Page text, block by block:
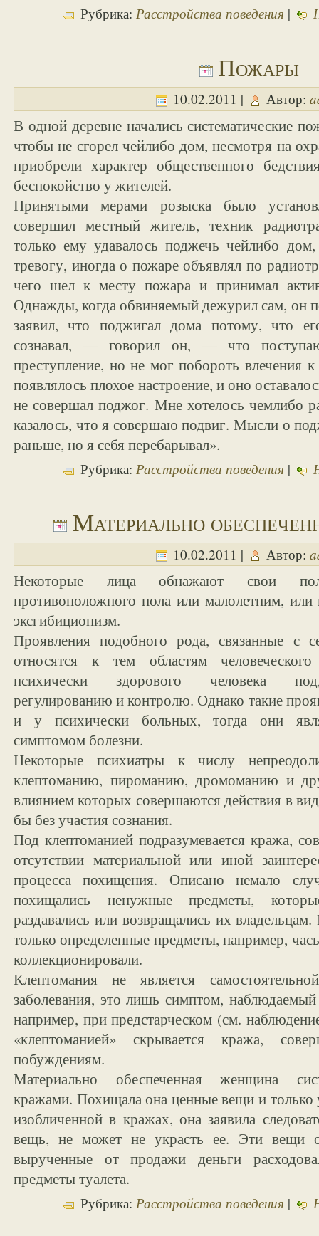
Рубрика: Расстройства поведения |
Пожары
10.02.2011 | Автор:
В одной деревне начались систематические
чтобы не сгорел чейлибо дом, несмотря на
приобрели характер общественного
беспокойство у жителей.
Принятыми мерами розыска было
совершил местный житель, техник
только ему удавалось поджечь чейлибо
тревогу, иногда о пожаре объявлял по
чего шел к месту пожара и принимал
Однажды, когда обвиняемый дежурил сам, он
заявил, что поджигал дома потому, что
сознавал, — говорил он, — что
преступление, но не мог побороть
появлялось плохое настроение, и оно
не совершал поджог. Мне хотелось чемлибо
казалось, что я совершаю подвиг. Мысли о
раньше, но я себя перебарывал».
Рубрика: Расстройства поведения |
Материально
10.02.2011 | Автор:
Некоторые лица обнажают свои
противоположного пола или малолетним,
эксгибиционизм.
Проявления подобного рода, связанные с
относятся к тем областям
психически здорового человека
регулированию и контролю. Однако такие
и у психически больных, тогда они
симптомом болезни.
Некоторые психиатры к числу
клептоманию, пироманию, дромоманию и
влиянием которых совершаются действия в
бы без участия сознания.
Под клептоманией подразумевается кража,
отсутствии материальной или иной
процесса похищения. Описано немало
похищались ненужные предметы,
раздавались или возвращались их
только определенные предметы, например,
коллекционировали.
Клептомания не является
заболевания, это лишь симптом,
например, при предстарческом (см.
«клептоманией» скрывается кража,
побуждениям.
Материально обеспеченная женщина
кражами. Похищала она ценные вещи и только
изобличенной в кражах, она заявила
вещь, не может не украсть ее. Эти вещи
вырученные от продажи деньги
предметы туалета.
Рубрика: Расстройства поведения |